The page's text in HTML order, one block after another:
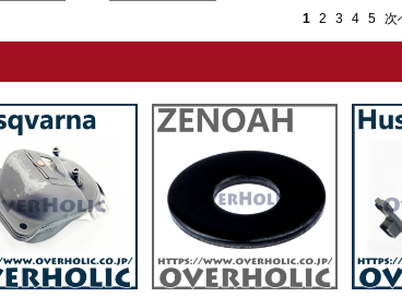
1 2 3 4 5 次